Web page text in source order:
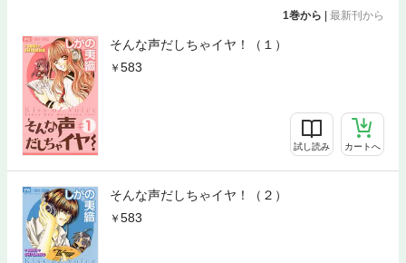
1巻から 最新刊から
そんな声だしちゃイヤ！（１）
583
試し読み カートへ
そんな声だしちゃイヤ！（２）
583